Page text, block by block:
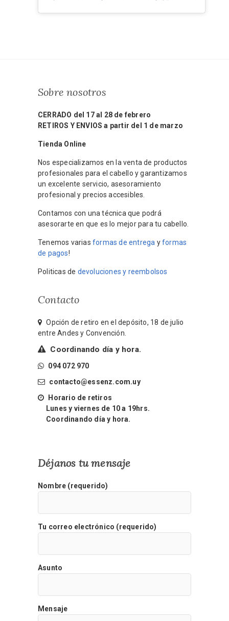
Sobre nosotros
CERRADO del 17 al 28 de febrero
RETIROS Y ENVIOS a partir del 1 de marzo
Tienda Online
Nos especializamos en la venta de productos
profesionales para el cabello y garantizamos
un excelente servicio, asesoramiento
profesional y precios accesibles.
Contamos con una técnica que podrá
asesorarte en que es lo mejor para tu cabello.
Tenemos varias formas de entrega yformas
de pagos!
Politicas de devoluciones y reembolsos
Contacto
Opción de retiro en el depósito, 18 de julio
entre Andes y Convención.
Coordinando día y hora.
094 072 970
contacto@essenz.com.uy
Horario de retiros
Lunes y viernes de 10 a 19hrs.
Coordinando día y hora.
Déjanos tu mensaje
Nombre (requerido)
Tu correo electrónico (requerido)
Asunto
Mensaje